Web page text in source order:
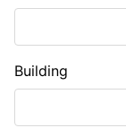
Building